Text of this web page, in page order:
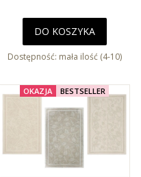
DO KOSZYKA
Dostępność: mała ilość (4-10)
OKAZJA BESTSELLER